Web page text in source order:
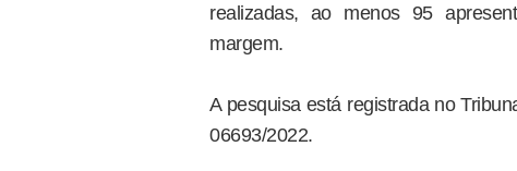
realizadas, ao menos 95
margem.
A pesquisa está registrada no
06693/2022.